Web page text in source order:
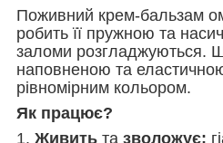
Поживний крем-бальзам
робить її пружною та
заломи розгладжуються.
наповненою та
рівномірним кольором.
Як працює?
1. Живить та зволожує: